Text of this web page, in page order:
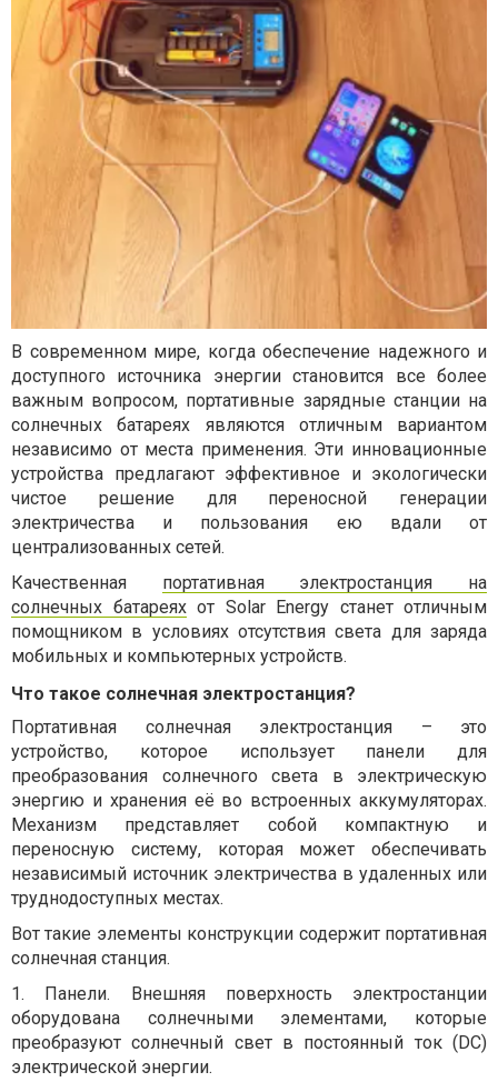
В современном мире, когда обеспечение надежного и
доступного источника энергии становится все более
важным вопросом, портативные зарядные станции на
солнечных батареях являются отличным вариантом
независимо от места применения. Эти инновационные
устройства предлагают эффективное и экологически
чистое решение для переносной генерации
электричества и пользования ею вдали от
централизованных сетей.
Качественная портативная электростанция на
солнечных батареяхот Solar Energy станет отличным
помощником в условиях отсутствия света для заряда
мобильных и компьютерных устройств.
Что такое солнечная электростанция?
Портативная солнечная электростанция – это
устройство, которое использует панели для
преобразования солнечного света в электрическую
энергию и хранения её во встроенных аккумуляторах.
Механизм представляет собой компактную и
переносную систему, которая может обеспечивать
независимый источник электричества в удаленных или
труднодоступных местах.
Вот такие элементы конструкции содержит портативная
солнечная станция.
1. Панели. Внешняя поверхность электростанции
оборудована солнечными элементами, которые
преобразуют солнечный свет в постоянный ток (DC)
электрической энергии.